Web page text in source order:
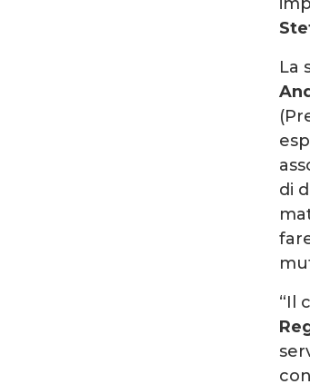
La
di
“Il